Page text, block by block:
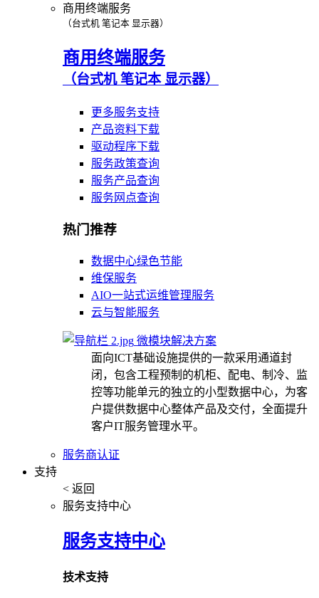
商用终端服务
（台式机 笔记本 显示器）
商用终端服务
（台式机 笔记本 显示器）
更多服务支持
产品资料下载
驱动程序下载
服务政策查询
服务产品查询
服务网点查询
热门推荐
数据中心绿色节能
维保服务
AIO一站式运维管理服务
云与智能服务
微模块解决方案
面向ICT基础设施提供的一款采用通道封
闭，包含工程预制的机柜、配电、制冷、监
控等功能单元的独立的小型数据中心，为客
户提供数据中心整体产品及交付，全面提升
客户IT服务管理水平。
服务商认证
支持
< 返回
服务支持中心
服务支持中心
技术支持